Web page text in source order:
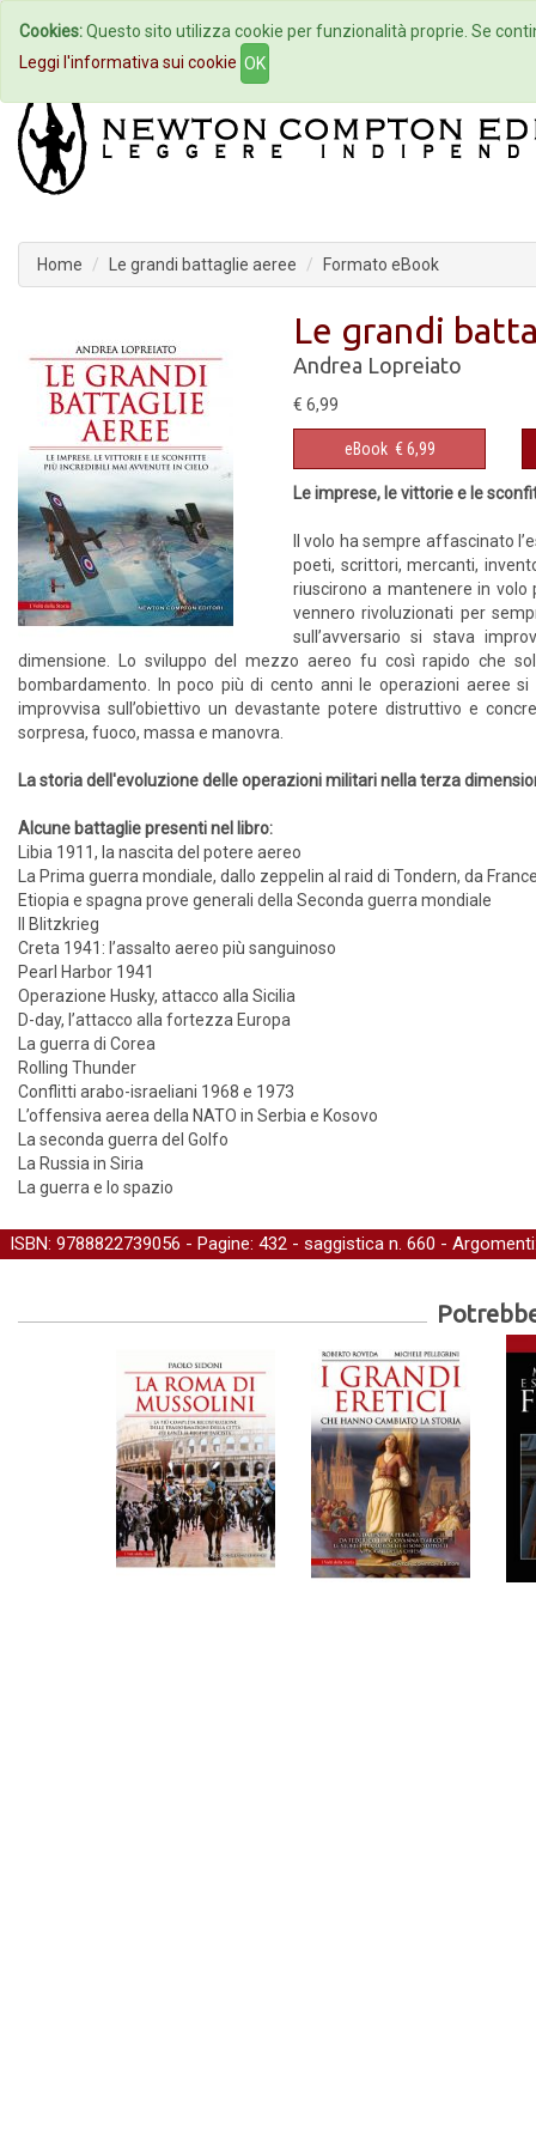
Home Autori Eventi
Home Le grandi battaglie aeree Formato eBook
Le grandi
Andrea Lopreiato
€ 6,99
eBook € 6,99
Le imprese, le vittorie e le
Il volo ha sempre affascinato
poeti, scrittori, mercanti,
riuscirono a mantenere in volo
vennero rivoluzionati per
sull’avversario si stava
dimensione. Lo sviluppo del mezzo aereo fu così rapido che
bombardamento. In poco più di cento anni le operazioni aeree
improvvisa sull’obiettivo un devastante potere distruttivo e
sorpresa, fuoco, massa e manovra.
La storia dell'evoluzione delle operazioni militari nella terza
Alcune battaglie presenti nel libro:
Libia 1911, la nascita del potere aereo
La Prima guerra mondiale, dallo zeppelin al raid di Tondern, da
Etiopia e spagna prove generali della Seconda guerra mondiale
Il Blitzkrieg
Creta 1941: l’assalto aereo più sanguinoso
Pearl Harbor 1941
Operazione Husky, attacco alla Sicilia
D-day, l’attacco alla fortezza Europa
La guerra di Corea
Rolling Thunder
Conflitti arabo-israeliani 1968 e 1973
L’offensiva aerea della NATO in Serbia e Kosovo
La seconda guerra del Golfo
La Russia in Siria
La guerra e lo spazio
ISBN: 9788822739056 - Pagine: 432 - saggistica n. 660 -
Cookies:Questo sito utilizza cookie per funzionalità proprie. Se
Leggi l'informativa sui cookie OK